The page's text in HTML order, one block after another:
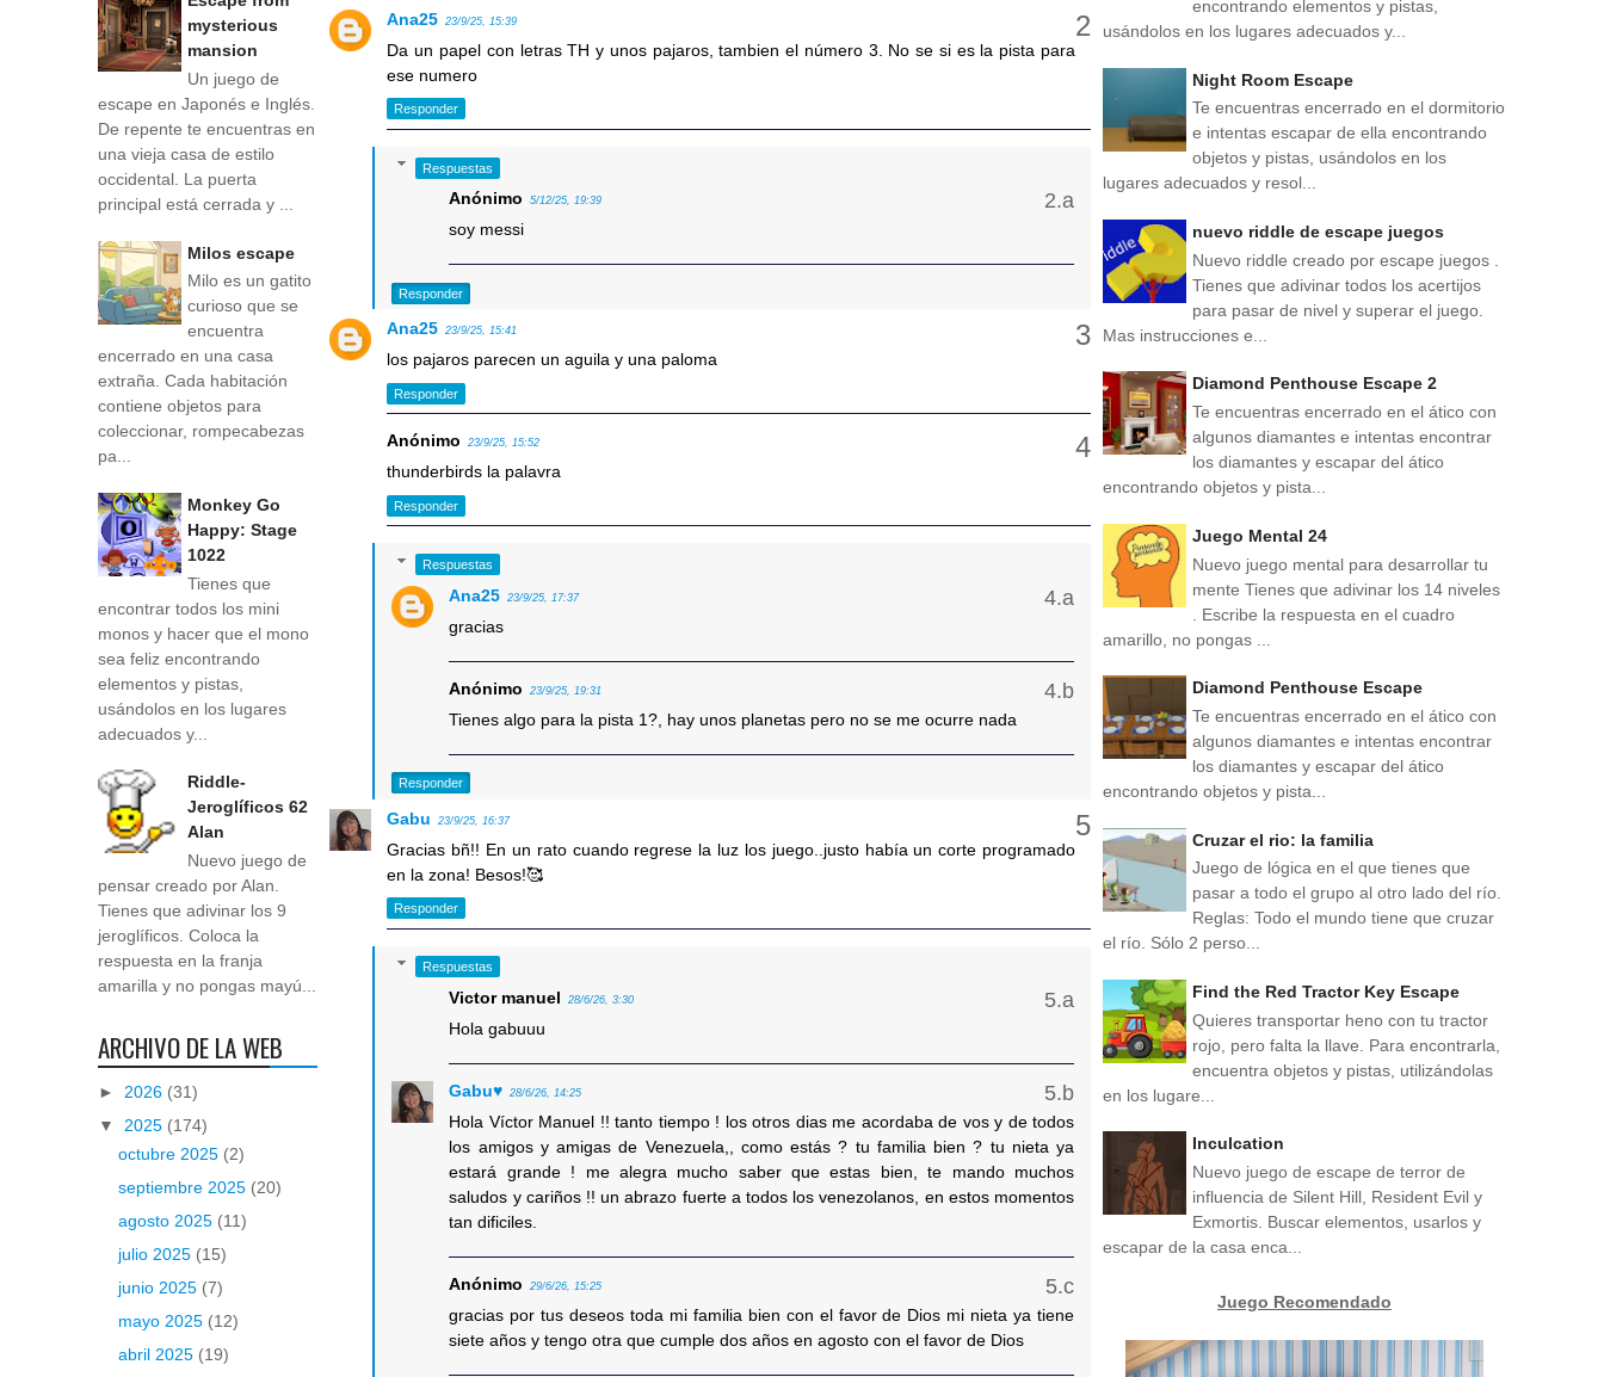
Ana25 23/9/25, 15:39
Da un papel con letras TH y unos pajaros, tambien el número 3. No se si es la pista para
ese numero
Responder
Respuestas
Anónimo 5/12/25, 19:39
soy messi
Responder
Ana25 23/9/25, 15:41
los pajaros parecen un aguila y una paloma
Responder
Anónimo 23/9/25, 15:52
thunderbirds la palavra
Responder
Respuestas
Ana25 23/9/25, 17:37
gracias
Anónimo 23/9/25, 19:31
Tienes algo para la pista 1?, hay unos planetas pero no se me ocurre nada
Responder
Gabu 23/9/25, 16:37
Gracias bñ!! En un rato cuando regrese la luz los juego..justo había un corte programado
en la zona! Besos!🥰
Responder
Respuestas
Victor manuel 28/6/26, 3:30
Hola gabuuu
Gabu♥ 28/6/26, 14:25
Hola Víctor Manuel !! tanto tiempo ! los otros dias me acordaba de vos y de todos
los amigos y amigas de Venezuela,, como estás ? tu familia bien ? tu nieta ya
estará grande ! me alegra mucho saber que estas bien, te mando muchos
saludos y cariños !! un abrazo fuerte a todos los venezolanos, en estos momentos
tan dificiles.
Anónimo 29/6/26, 15:25
gracias por tus deseos toda mi familia bien con el favor de Dios mi nieta ya tiene
siete años y tengo otra que cumple dos años en agosto con el favor de Dios
mysterious
mansion
Un juego de
escape en Japonés e Inglés.
De repente te encuentras en
una vieja casa de estilo
occidental. La puerta
principal está cerrada y ...
Milos escape
Milo es un gatito
curioso que se
encuentra
encerrado en una casa
extraña. Cada habitación
contiene objetos para
coleccionar, rompecabezas
pa...
Monkey Go
Happy: Stage
1022
Tienes que
encontrar todos los mini
monos y hacer que el mono
sea feliz encontrando
elementos y pistas,
usándolos en los lugares
adecuados y...
Riddle-
Jeroglíficos 62
Alan
Nuevo juego de
pensar creado por Alan.
Tienes que adivinar los 9
jeroglíficos. Coloca la
respuesta en la franja
amarilla y no pongas mayú...
ARCHIVO DE LA WEB
► 2026 (31)
▼ 2025 (174)
octubre 2025 (2)
septiembre 2025 (20)
agosto 2025 (11)
julio 2025 (15)
junio 2025 (7)
mayo 2025 (12)
abril 2025 (19)
encontrando elementos y pistas,
usándolos en los lugares adecuados y...
Night Room Escape
Te encuentras encerrado en el dormitorio
e intentas escapar de ella encontrando
objetos y pistas, usándolos en los
lugares adecuados y resol...
nuevo riddle de escape juegos
Nuevo riddle creado por escape juegos .
Tienes que adivinar todos los acertijos
para pasar de nivel y superar el juego.
Mas instrucciones e...
Diamond Penthouse Escape 2
Te encuentras encerrado en el ático con
algunos diamantes e intentas encontrar
los diamantes y escapar del ático
encontrando objetos y pista...
Juego Mental 24
Nuevo juego mental para desarrollar tu
mente Tienes que adivinar los 14 niveles
. Escribe la respuesta en el cuadro
amarillo, no pongas ...
Diamond Penthouse Escape
Te encuentras encerrado en el ático con
algunos diamantes e intentas encontrar
los diamantes y escapar del ático
encontrando objetos y pista...
Cruzar el rio: la familia
Juego de lógica en el que tienes que
pasar a todo el grupo al otro lado del río.
Reglas: Todo el mundo tiene que cruzar
el río. Sólo 2 perso...
Find the Red Tractor Key Escape
Quieres transportar heno con tu tractor
rojo, pero falta la llave. Para encontrarla,
encuentra objetos y pistas, utilizándolas
en los lugare...
Inculcation
Nuevo juego de escape de terror de
influencia de Silent Hill, Resident Evil y
Exmortis. Buscar elementos, usarlos y
escapar de la casa enca...
Juego Recomendado